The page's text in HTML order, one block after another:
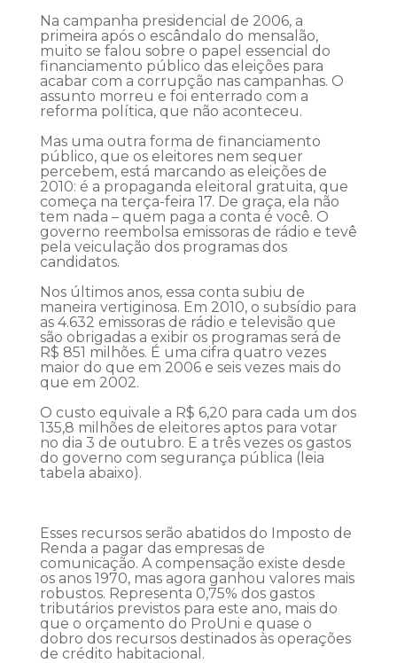
Na campanha presidencial de 2006, a
primeira após o escândalo do mensalão,
muito se falou sobre o papel essencial do
financiamento público das eleições para
acabar com a corrupção nas campanhas. O
assunto morreu e foi enterrado com a
reforma política, que não aconteceu.
Mas uma outra forma de financiamento
público, que os eleitores nem sequer
percebem, está marcando as eleições de
2010: é a propaganda eleitoral gratuita, que
começa na terça-feira 17. De graça, ela não
tem nada – quem paga a conta é você. O
governo reembolsa emissoras de rádio e tevê
pela veiculação dos programas dos
candidatos.
Nos últimos anos, essa conta subiu de
maneira vertiginosa. Em 2010, o subsídio para
as 4.632 emissoras de rádio e televisão que
são obrigadas a exibir os programas será de
R$ 851 milhões. É uma cifra quatro vezes
maior do que em 2006 e seis vezes mais do
que em 2002.
O custo equivale a R$ 6,20 para cada um dos
135,8 milhões de eleitores aptos para votar
no dia 3 de outubro. E a três vezes os gastos
do governo com segurança pública (leia
tabela abaixo).
Esses recursos serão abatidos do Imposto de
Renda a pagar das empresas de
comunicação. A compensação existe desde
os anos 1970, mas agora ganhou valores mais
robustos. Representa 0,75% dos gastos
tributários previstos para este ano, mais do
que o orçamento do ProUni e quase o
dobro dos recursos destinados às operações
de crédito habitacional.